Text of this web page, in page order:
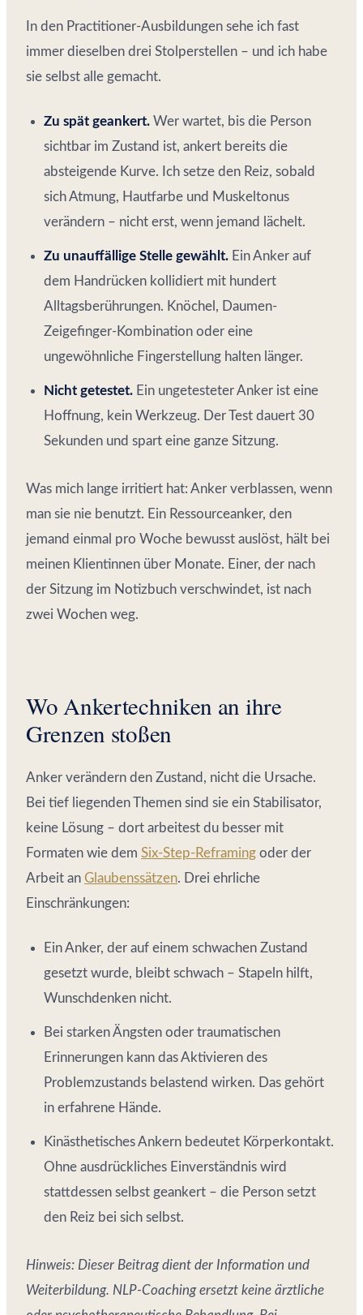
In den Practitioner-Ausbildungen sehe ich fast
immer dieselben drei Stolperstellen – und ich habe
sie selbst alle gemacht.
Zu spät geankert. Wer wartet, bis die Person
sichtbar im Zustand ist, ankert bereits die
absteigende Kurve. Ich setze den Reiz, sobald
sich Atmung, Hautfarbe und Muskeltonus
verändern – nicht erst, wenn jemand lächelt.
Zu unauffällige Stelle gewählt. Ein Anker auf
dem Handrücken kollidiert mit hundert
Alltagsberührungen. Knöchel, Daumen-
Zeigefinger-Kombination oder eine
ungewöhnliche Fingerstellung halten länger.
Nicht getestet. Ein ungetesteter Anker ist eine
Hoffnung, kein Werkzeug. Der Test dauert 30
Sekunden und spart eine ganze Sitzung.
Was mich lange irritiert hat: Anker verblassen, wenn
man sie nie benutzt. Ein Ressourceanker, den
jemand einmal pro Woche bewusst auslöst, hält bei
meinen Klientinnen über Monate. Einer, der nach
der Sitzung im Notizbuch verschwindet, ist nach
zwei Wochen weg.
Wo Ankertechniken an ihre
Grenzen stoßen
Anker verändern den Zustand, nicht die Ursache.
Bei tief liegenden Themen sind sie ein Stabilisator,
keine Lösung – dort arbeitest du besser mit
Formaten wie dem Six-Step-Reframing oder der
Arbeit an Glaubenssätzen. Drei ehrliche
Einschränkungen:
Ein Anker, der auf einem schwachen Zustand
gesetzt wurde, bleibt schwach – Stapeln hilft,
Wunschdenken nicht.
Bei starken Ängsten oder traumatischen
Erinnerungen kann das Aktivieren des
Problemzustands belastend wirken. Das gehört
in erfahrene Hände.
Kinästhetisches Ankern bedeutet Körperkontakt.
Ohne ausdrückliches Einverständnis wird
stattdessen selbst geankert – die Person setzt
den Reiz bei sich selbst.
Hinweis: Dieser Beitrag dient der Information und
Weiterbildung. NLP-Coaching ersetzt keine ärztliche